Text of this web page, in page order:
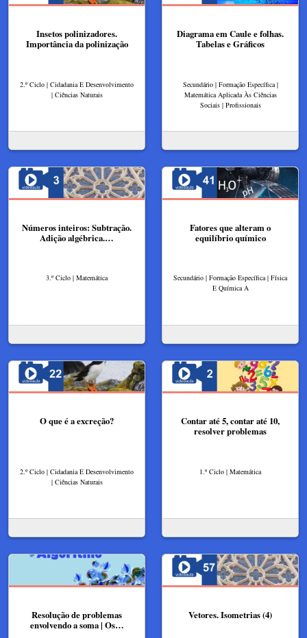
Insetos polinizadores.
Importância da polinização
2.º Ciclo | Cidadania E Desenvolvimento
| Ciências Naturais
Diagrama em Caule e folhas.
Tabelas e Gráficos
Secundário | Formação Específica |
Matemática Aplicada Às Ciências
Sociais | Profissionais
Números inteiros: Subtração.
Adição algébrica.…
3.º Ciclo | Matemática
Fatores que alteram o
equilíbrio químico
Secundário | Formação Específica | Física
E Química A
O que é a excreção?
2.º Ciclo | Cidadania E Desenvolvimento
| Ciências Naturais
Contar até 5, contar até 10,
resolver problemas
1.º Ciclo | Matemática
Resolução de problemas
envolvendo a soma | Os…
Vetores. Isometrias (4)